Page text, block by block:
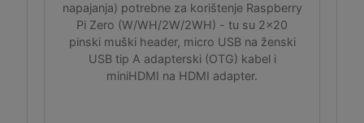
napajanja) potrebne za korištenje Raspberry
Pi Zero (W/WH/2W/2WH) - tu su 2x20
pinski muški header, micro USB na ženski
USB tip A adapterski (OTG) kabel i
miniHDMI na HDMI adapter.